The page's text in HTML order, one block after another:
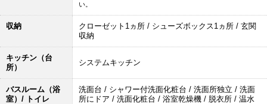
い。
収納
クローゼット1ヵ所 / シューズボックス1ヵ所 / 玄関
収納
キッチン（台
所）
システムキッチン
バスルーム（浴
室）/ トイレ
洗面台 / シャワー付洗面化粧台 / 洗面所独立 / 洗面
所にドア / 洗面化粧台 / 浴室乾燥機 / 脱衣所 / 温水